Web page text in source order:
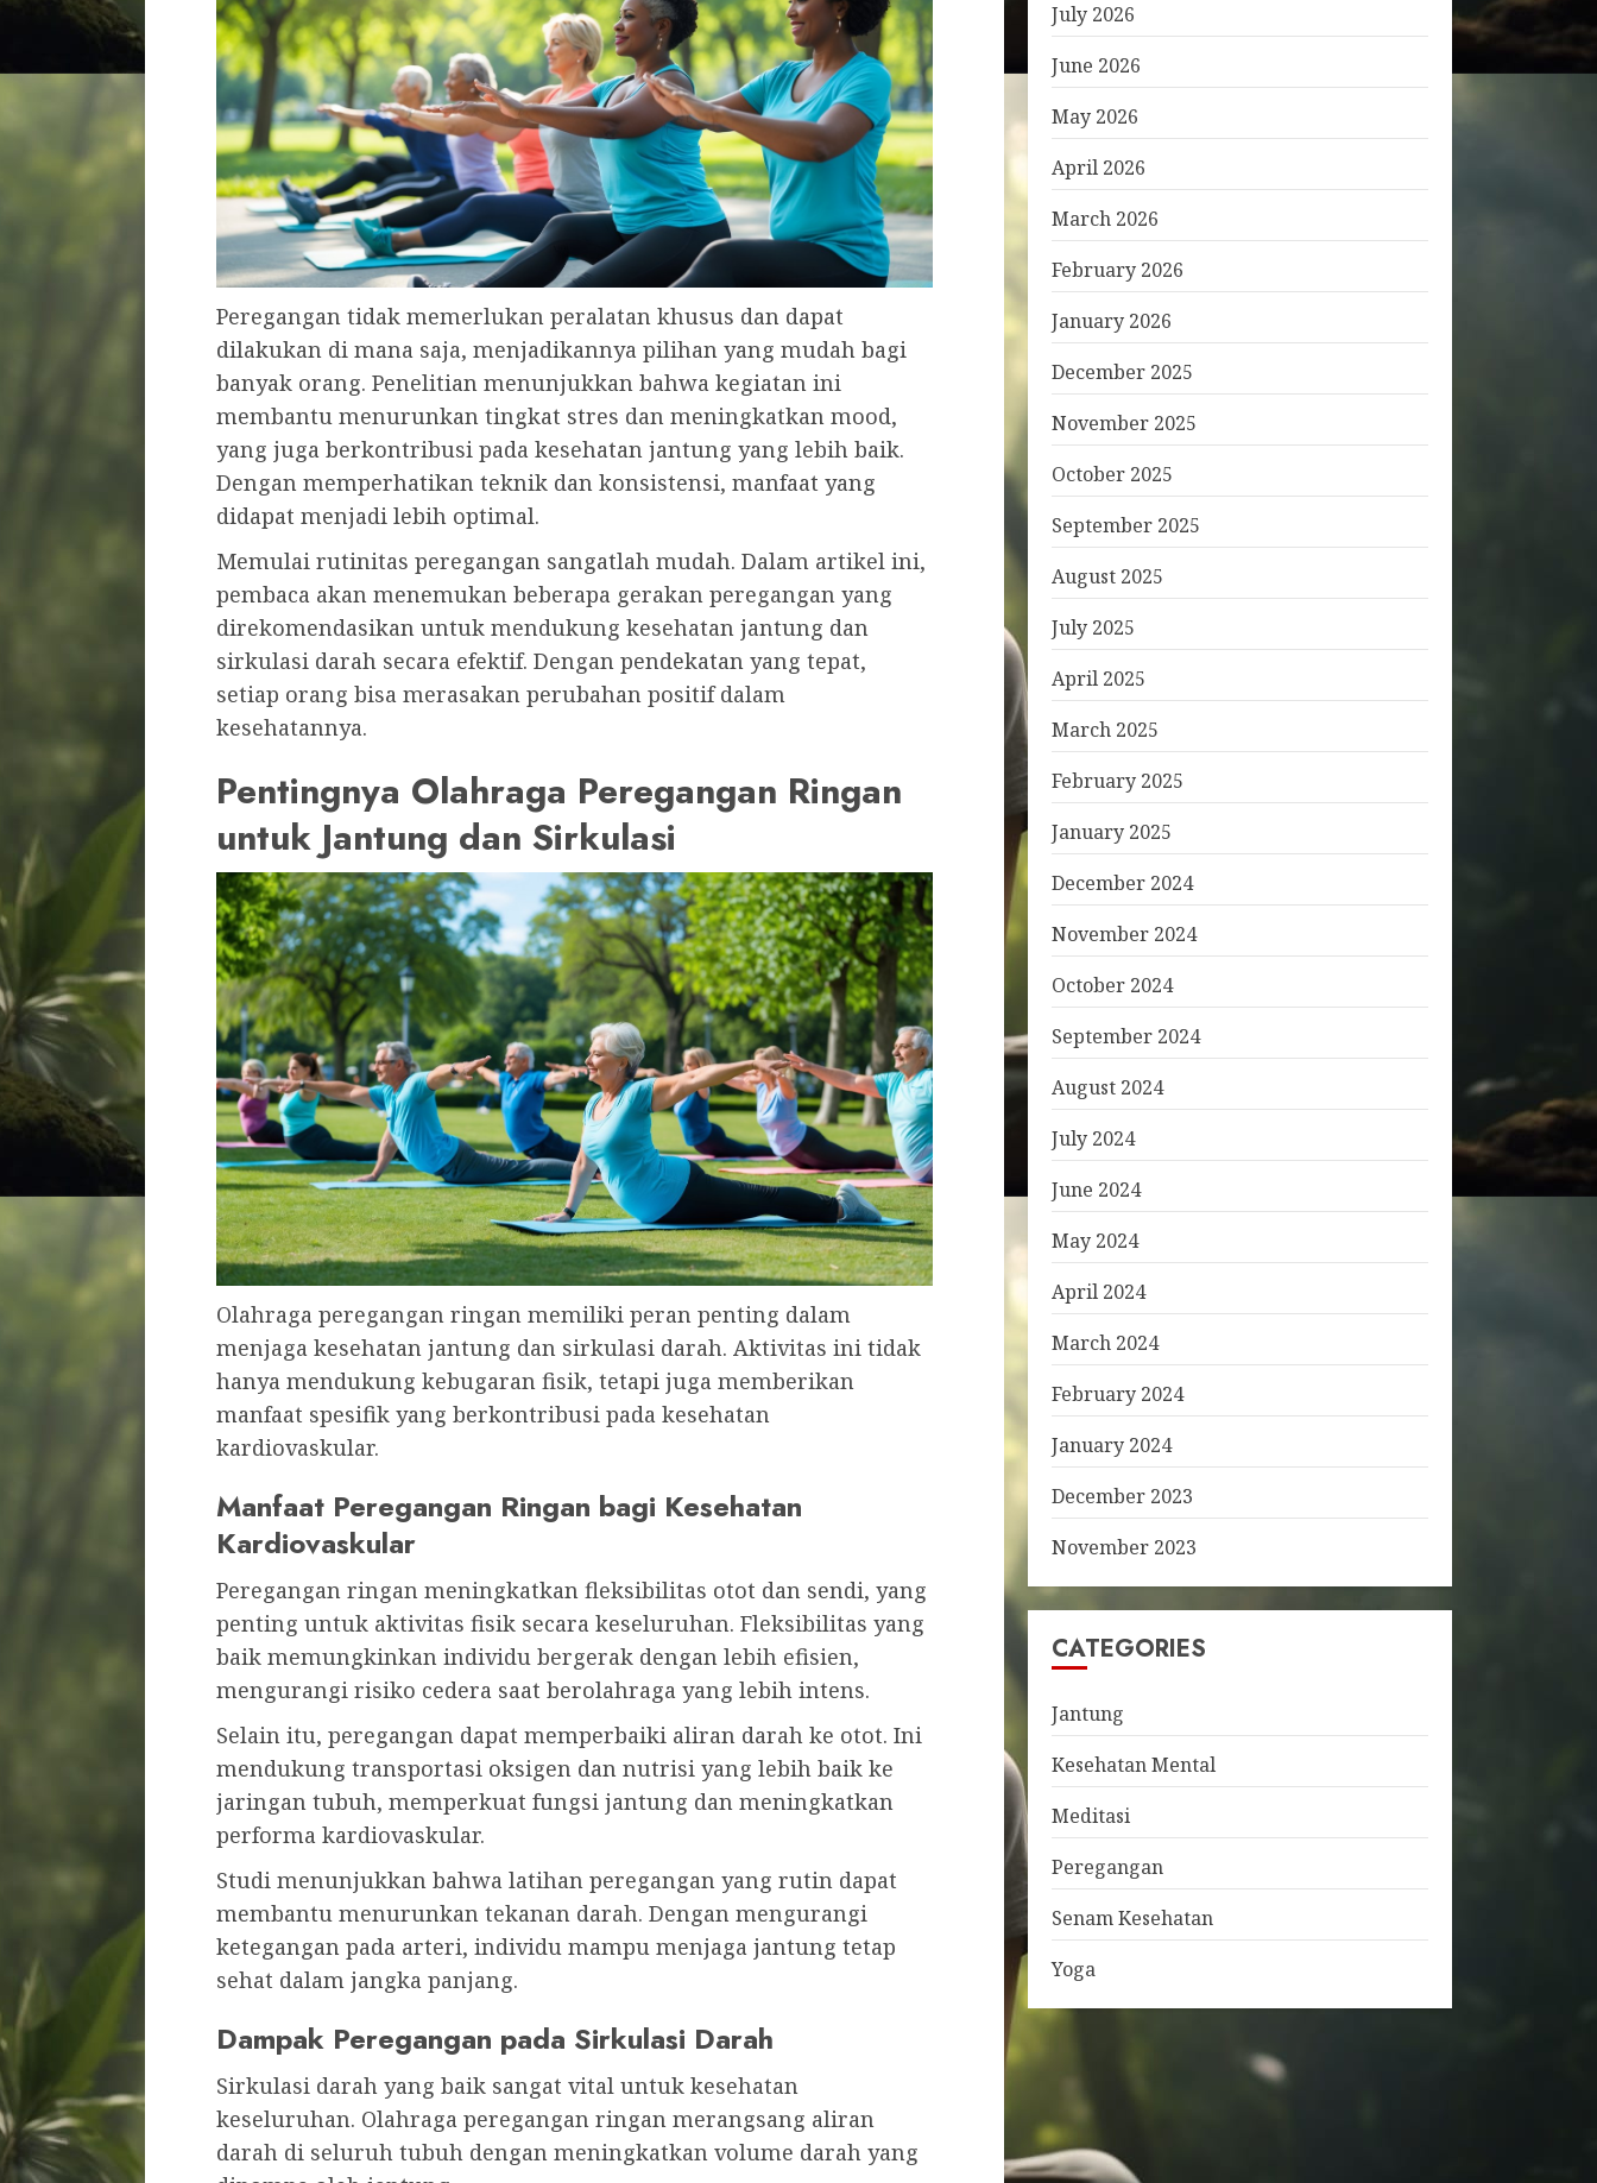
Peregangan tidak memerlukan peralatan khusus dan dapat
dilakukan di mana saja, menjadikannya pilihan yang mudah bagi
banyak orang. Penelitian menunjukkan bahwa kegiatan ini
membantu menurunkan tingkat stres dan meningkatkan mood,
yang juga berkontribusi pada kesehatan jantung yang lebih baik.
Dengan memperhatikan teknik dan konsistensi, manfaat yang
didapat menjadi lebih optimal.
Memulai rutinitas peregangan sangatlah mudah. Dalam artikel ini,
pembaca akan menemukan beberapa gerakan peregangan yang
direkomendasikan untuk mendukung kesehatan jantung dan
sirkulasi darah secara efektif. Dengan pendekatan yang tepat,
setiap orang bisa merasakan perubahan positif dalam
kesehatannya.
Pentingnya Olahraga Peregangan Ringan
untuk Jantung dan Sirkulasi
Olahraga peregangan ringan memiliki peran penting dalam
menjaga kesehatan jantung dan sirkulasi darah. Aktivitas ini tidak
hanya mendukung kebugaran fisik, tetapi juga memberikan
manfaat spesifik yang berkontribusi pada kesehatan
kardiovaskular.
Manfaat Peregangan Ringan bagi Kesehatan
Kardiovaskular
Peregangan ringan meningkatkan fleksibilitas otot dan sendi, yang
penting untuk aktivitas fisik secara keseluruhan. Fleksibilitas yang
baik memungkinkan individu bergerak dengan lebih efisien,
mengurangi risiko cedera saat berolahraga yang lebih intens.
Selain itu, peregangan dapat memperbaiki aliran darah ke otot. Ini
mendukung transportasi oksigen dan nutrisi yang lebih baik ke
jaringan tubuh, memperkuat fungsi jantung dan meningkatkan
performa kardiovaskular.
Studi menunjukkan bahwa latihan peregangan yang rutin dapat
membantu menurunkan tekanan darah. Dengan mengurangi
ketegangan pada arteri, individu mampu menjaga jantung tetap
sehat dalam jangka panjang.
Dampak Peregangan pada Sirkulasi Darah
Sirkulasi darah yang baik sangat vital untuk kesehatan
keseluruhan. Olahraga peregangan ringan merangsang aliran
darah di seluruh tubuh dengan meningkatkan volume darah yang
July 2026
June 2026
May 2026
April 2026
March 2026
February 2026
January 2026
December 2025
November 2025
October 2025
September 2025
August 2025
July 2025
April 2025
March 2025
February 2025
January 2025
December 2024
November 2024
October 2024
September 2024
August 2024
July 2024
June 2024
May 2024
April 2024
March 2024
February 2024
January 2024
December 2023
November 2023
CATEGORIES
Jantung
Kesehatan Mental
Meditasi
Peregangan
Senam Kesehatan
Yoga